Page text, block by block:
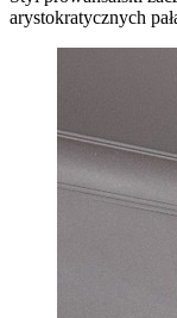
arystokratycznych